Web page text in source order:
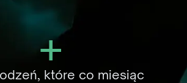
+
które co miesiąc